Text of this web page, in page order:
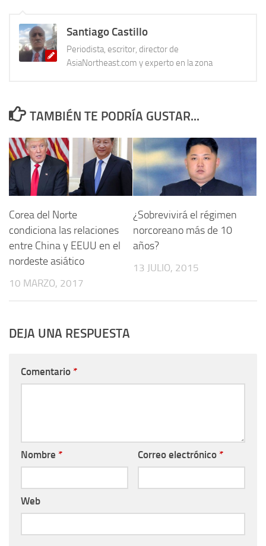
Santiago Castillo
Periodista, escritor, director de
AsiaNortheast.com y experto en la zona
TAMBIÉN TE PODRÍA GUSTAR...
Corea del Norte
condiciona las relaciones
entre China y EEUU en el
nordeste asiático
10 MARZO, 2017
¿Sobrevivirá el régimen
norcoreano más de 10
años?
13 JULIO, 2015
DEJA UNA RESPUESTA
Comentario *
Nombre * Correo electrónico *
Web